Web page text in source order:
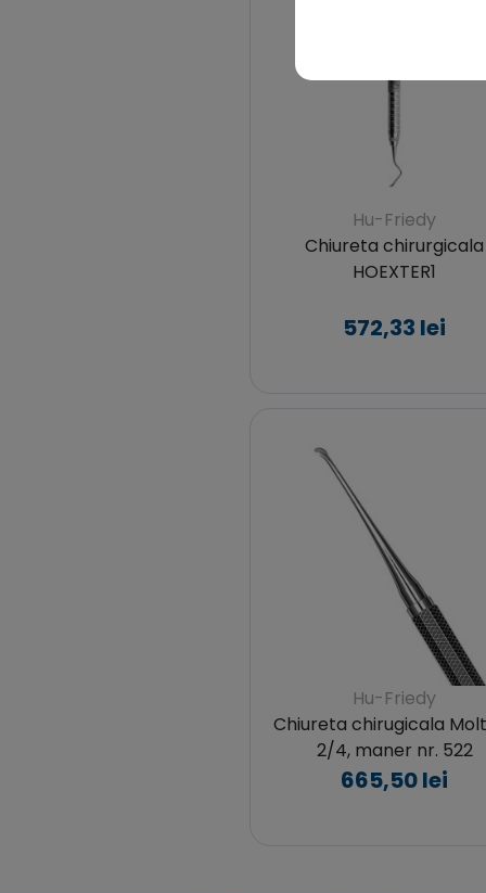
Hu-Friedy
Chiureta chirurgicala
HOEXTER1
572,33 lei
Hu-Friedy
Chiureta chirugicala
2/4, maner nr. 522
665,50 lei